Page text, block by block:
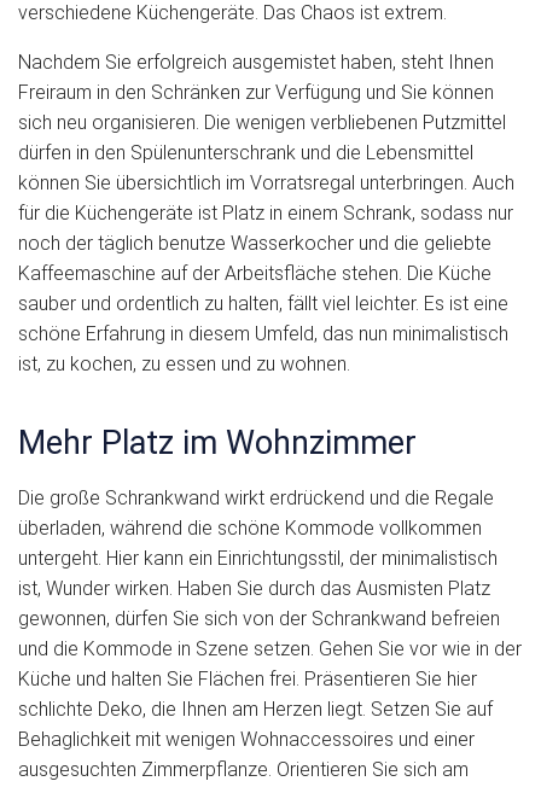
verschiedene Küchengeräte. Das Chaos ist extrem.
Nachdem Sie erfolgreich ausgemistet haben, steht Ihnen
Freiraum in den Schränken zur Verfügung und Sie können
sich neu organisieren. Die wenigen verbliebenen Putzmittel
dürfen in den Spülenunterschrank und die Lebensmittel
können Sie übersichtlich im Vorratsregal unterbringen. Auch
für die Küchengeräte ist Platz in einem Schrank, sodass nur
noch der täglich benutze Wasserkocher und die geliebte
Kaffeemaschine auf der Arbeitsfläche stehen. Die Küche
sauber und ordentlich zu halten, fällt viel leichter. Es ist eine
schöne Erfahrung in diesem Umfeld, das nun minimalistisch
ist, zu kochen, zu essen und zu wohnen.
Mehr Platz im Wohnzimmer
Die große Schrankwand wirkt erdrückend und die Regale
überladen, während die schöne Kommode vollkommen
untergeht. Hier kann ein Einrichtungsstil, der minimalistisch
ist, Wunder wirken. Haben Sie durch das Ausmisten Platz
gewonnen, dürfen Sie sich von der Schrankwand befreien
und die Kommode in Szene setzen. Gehen Sie vor wie in der
Küche und halten Sie Flächen frei. Präsentieren Sie hier
schlichte Deko, die Ihnen am Herzen liegt. Setzen Sie auf
Behaglichkeit mit wenigen Wohnaccessoires und einer
ausgesuchten Zimmerpflanze. Orientieren Sie sich am